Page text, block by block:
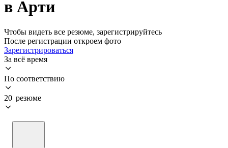
в Арти
Чтобы видеть все резюме, зарегистрируйтесь
После регистрации откроем фото
Зарегистрироваться
За всё время
По соответствию
20 резюме